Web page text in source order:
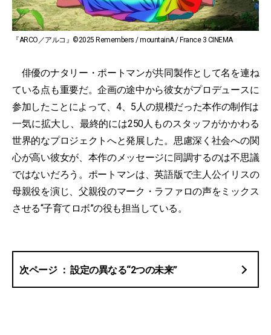
『ARCO／アルコ』©2025 Remembers / mountainA / France 3 CINEMA
俳優のナタリー・ポートマンが共同製作として名を連ね
ている点も重要だ。企画の途中から彼女がプロデュースに
参加したことによって、4、5人の規模だった本作の制作は
一気に拡大し、最終的には250人ものスタッフがかかわる
世界的なプロジェクトへと発展した。思慮深く社会への関
心が高い彼女が、本作のメッセージに同調するのは不思議
ではないだろう。ポートマンは、英語版で主人公イリスの
母親役を演じ、父親役のマーク・ラファロの声をミックス
させる“子育てロボ”の役も担当している。
設定の異なる“2つの未来”